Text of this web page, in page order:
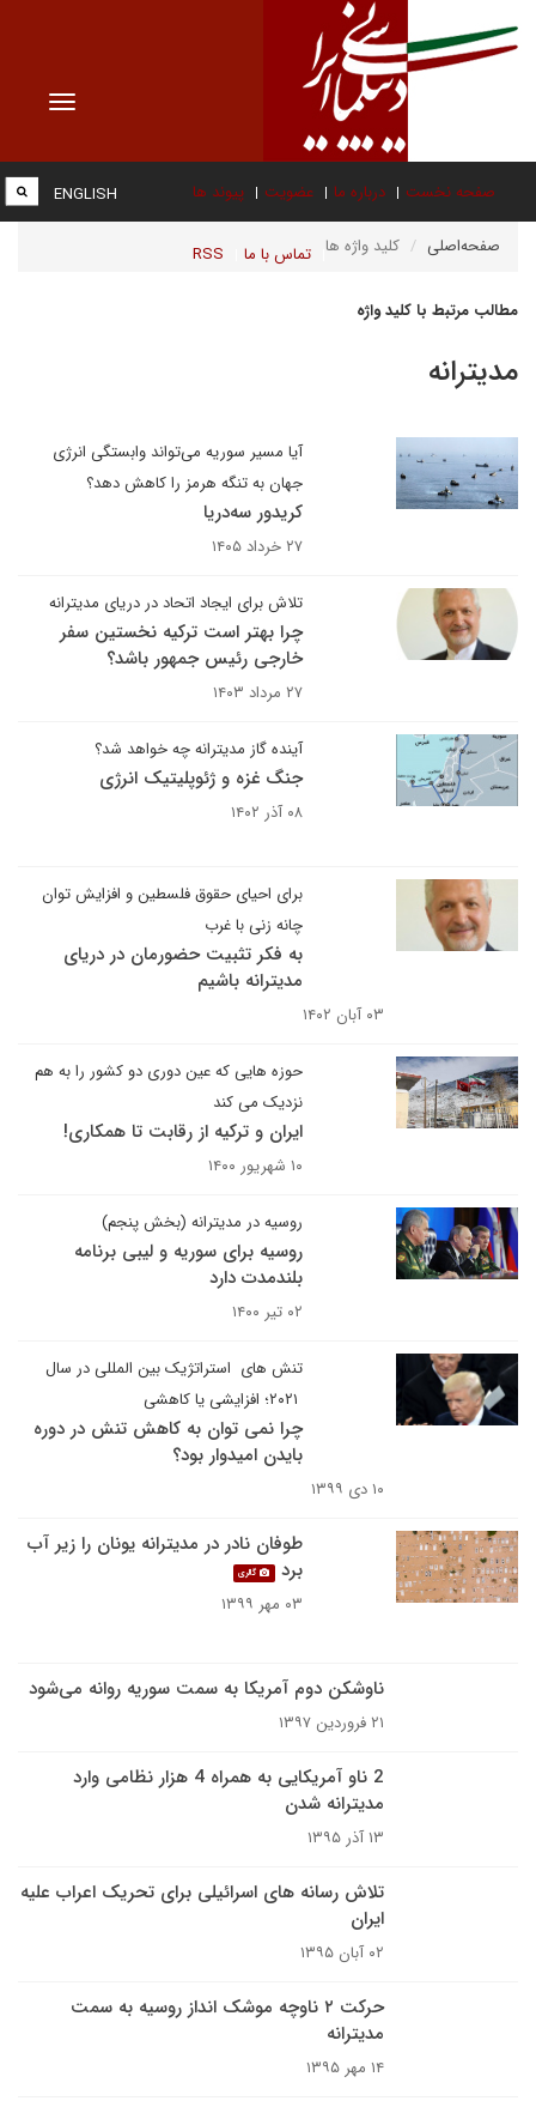
Toggle
صفحه نخست درباره ما عضویت پیوند ها
تماس با ما RSS
ENGLISH
صفحه‌اصلی کلید واژه ها
مطالب مرتبط با کلید واژه
مدیترانه
آیا مسیر سوریه می‌تواند وابستگی انرژی
جهان به تنگه هرمز را کاهش دهد؟
کریدور سه‌دریا
۲۷ خرداد ۱۴۰۵
تلاش برای ایجاد اتحاد در دریای مدیترانه
چرا بهتر است ترکیه نخستین سفر
خارجی رئیس جمهور باشد؟
۲۷ مرداد ۱۴۰۳
آینده گاز مدیترانه چه خواهد شد؟
جنگ غزه و ژئوپلیتیک انرژی
۰۸ آذر ۱۴۰۲
برای احیای حقوق فلسطین و افزایش توان
چانه زنی با غرب
به فکر تثبیت حضورمان در دریای
مدیترانه باشیم
۰۳ آبان ۱۴۰۲
حوزه هایی که عین دوری دو کشور را به هم
نزدیک می کند
ایران و ترکیه از رقابت تا همکاری!
۱۰ شهریور ۱۴۰۰
روسیه در مدیترانه (بخش پنجم)
روسیه برای سوریه و لیبی برنامه
بلندمدت دارد
۰۲ تیر ۱۴۰۰
تنش های استراتژیک بین المللی در سال
چرا نمی توان به کاهش تنش در دوره
بایدن امیدوار بود؟
۱۰ دی ۱۳۹۹
طوفان نادر در مدیترانه یونان را زیر آب
برد
گالری
۰۳ مهر ۱۳۹۹
ناوشکن دوم آمریکا به سمت سوریه روانه می‌شود
۲۱ فروردین ۱۳۹۷
2 ناو آمریکایی به همراه 4 هزار نظامی وارد
مدیترانه شدن
۱۳ آذر ۱۳۹۵
تلاش رسانه های اسرائیلی برای تحریک اعراب علیه
ایران
۰۲ آبان ۱۳۹۵
حرکت ۲ ناوچه موشک انداز روسیه به سمت
مدیترانه
۱۴ مهر ۱۳۹۵